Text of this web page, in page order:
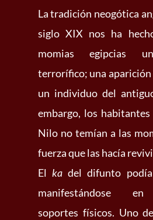
La tradición neogótica
siglo XIX nos ha
momias egipcias
terrorífico; una
un individuo del
embargo, los
Nilo no temían a las
fuerza que las hacía
Elka del difunto
manifestándose
soportes físicos. Uno